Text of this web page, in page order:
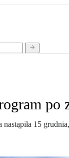
po
15